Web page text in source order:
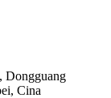
Dongguang
Cina